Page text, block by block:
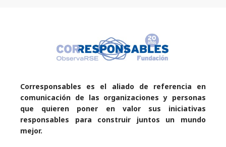
Corresponsables es el aliado de referencia en
comunicación de las organizaciones y personas
que quieren poner en valor sus iniciativas
responsables para construir juntos un mundo
mejor.